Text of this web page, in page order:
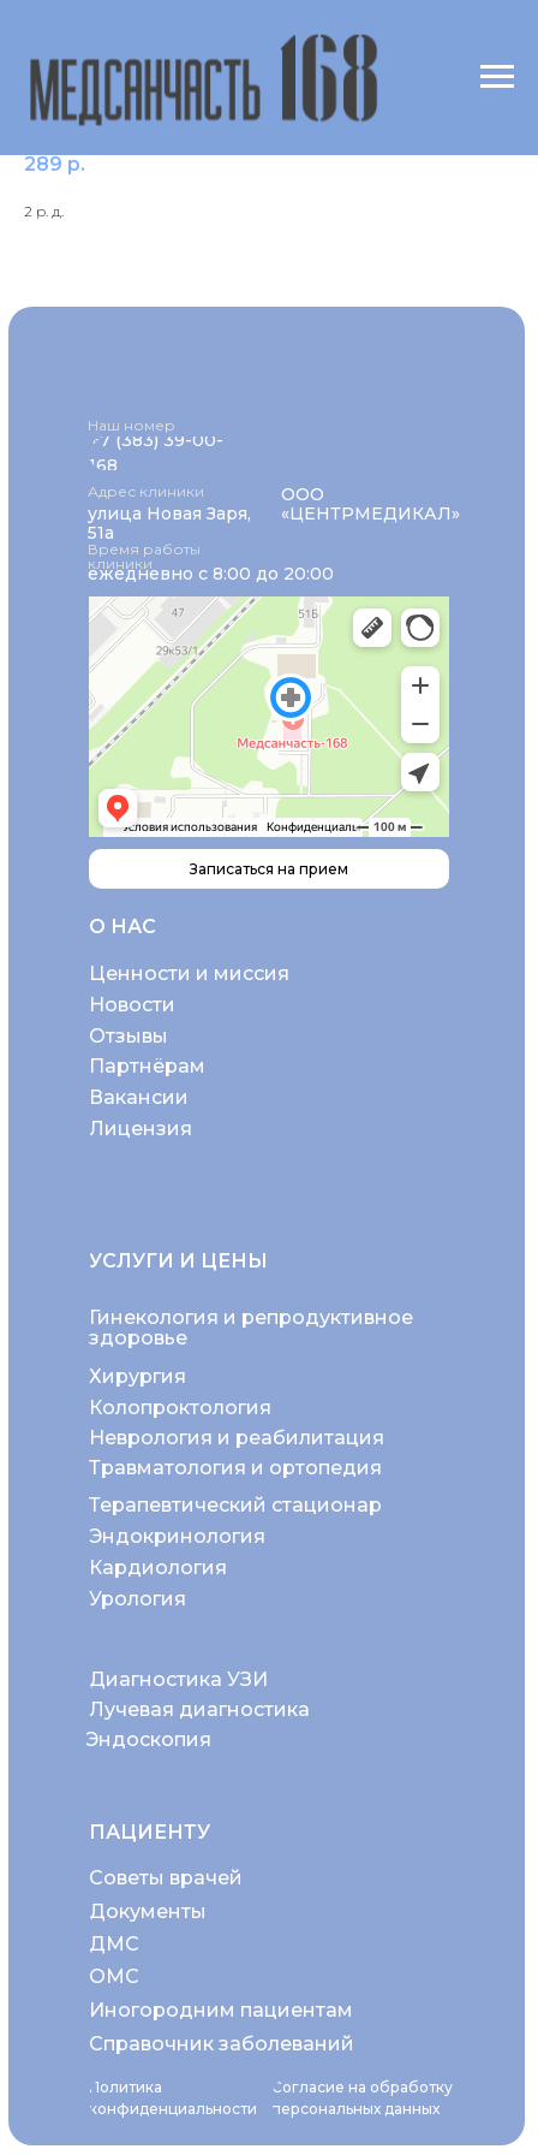
Креатинфосфокиназа
289 р.
2 р. д.
О НАС
Политика
конфиденциальности
Согласие на обработку
персональных данных
Ценности и миссия
Новости
+7 (383) 39-00-
168
Отзывы
Партнёрам
Вакансии
Лицензия
Неврология и реабилитация
Колопроктология
Хирургия
Гинекология и репродуктивное
здоровье
Диагностика УЗИ
Эндоскопия
Травматология и ортопедия
Эндокринология
Терапевтический стационар
Кардиология
Урология
Лучевая диагностика
УСЛУГИ И ЦЕНЫ
ПАЦИЕНТУ
Советы врачей
ОМС
Документы
ДМС
Иногородним пациентам
Справочник заболеваний
Наш номер
ежедневно с 8:00 до 20:00
Время работы
клиники
Адрес клиники
улица Новая Заря,
51а
ООО
«ЦЕНТРМЕДИКАЛ»
Записаться на прием